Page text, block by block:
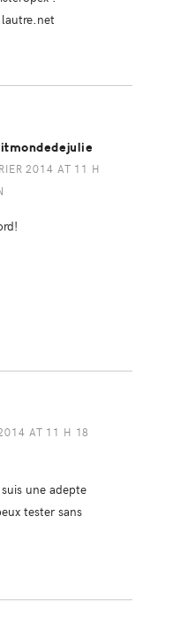
2014 AT 11 H
AT 11 H 18
une adepte
tester sans